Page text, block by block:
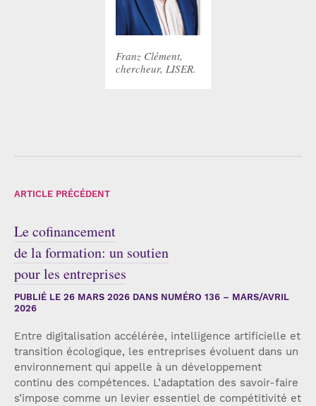
Franz Clément,
chercheur, LISER.
ARTICLE PRÉCÉDENT
Le cofinancement
de la formation: un soutien
pour les entreprises
PUBLIÉ LE 26 MARS 2026 DANS NUMÉRO 136 – MARS/AVRIL
2026
Entre digitalisation accélérée, intelligence artificielle et
transition écologique, les entreprises évoluent dans un
environnement qui appelle à un développement
continu des compétences. L’adaptation des savoir-faire
s’impose comme un levier essentiel de compétitivité et